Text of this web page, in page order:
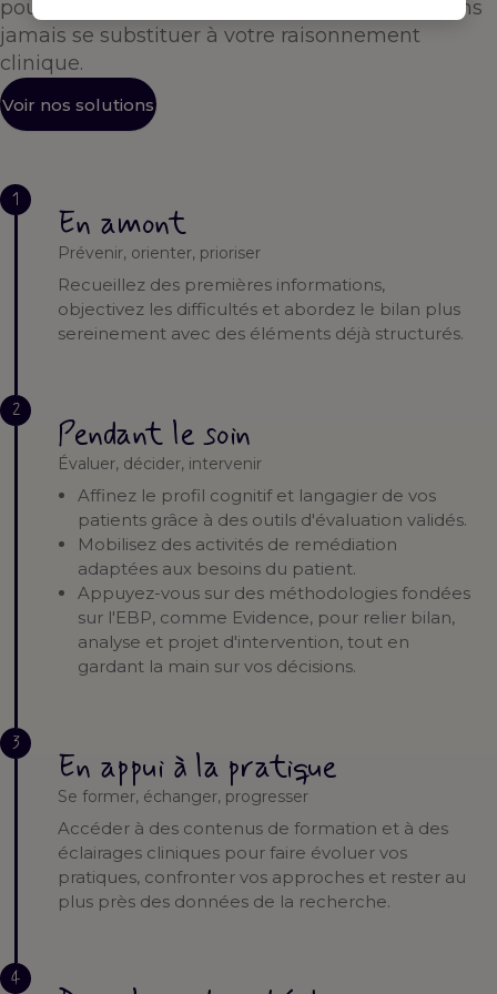
pour vous accompagner à chaque étape — sans
jamais se substituer à votre raisonnement
clinique.
Voir nos solutions
1
En amont
Prévenir, orienter, prioriser
Recueillez des premières informations,
objectivez les difficultés et abordez le bilan plus
sereinement avec des éléments déjà structurés.
2
Pendant le soin
Évaluer, décider, intervenir
Affinez le profil cognitif et langagier de vos
patients grâce à des outils d'évaluation validés.
Mobilisez des activités de remédiation
adaptées aux besoins du patient.
Appuyez-vous sur des méthodologies fondées
sur l'EBP, comme Evidence, pour relier bilan,
analyse et projet d'intervention, tout en
gardant la main sur vos décisions.
3
En appui à la pratique
Se former, échanger, progresser
Accéder à des contenus de formation et à des
éclairages cliniques pour faire évoluer vos
pratiques, confronter vos approches et rester au
plus près des données de la recherche.
4